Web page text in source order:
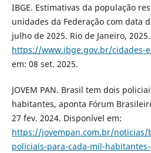
IBGE. Estimativas da população
unidades da Federação com data
julho de 2025. Rio de Janeiro,
https://www.ibge.gov.br/cidades-
em: 08 set. 2025.
JOVEM PAN. Brasil tem dois
habitantes, aponta Fórum
27 fev. 2024. Disponível em:
https://jovempan.com.br/
policiais-para-cada-mil-